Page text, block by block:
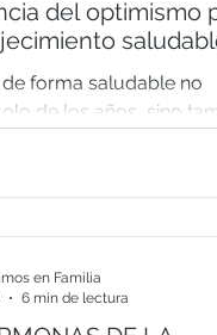
del optimismo
forma saludable no
de los años, sino
explica cómo el
las emociones
en Familia
6 min de lectura